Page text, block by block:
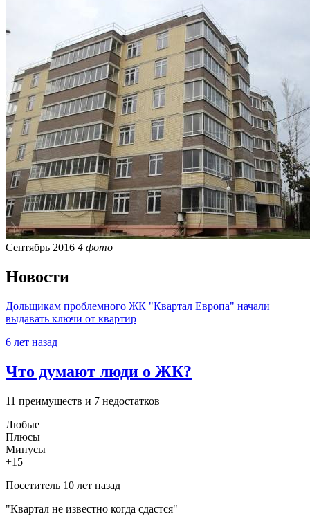
Сентябрь 2016 4 фото
Новости
Дольщикам проблемного ЖК "Квартал Европа" начали
выдавать ключи от квартир
6 лет назад
Что думают люди о ЖК?
11 преимуществ и 7 недостатков
Любые
Плюсы
Минусы
+15
Посетитель 10 лет назад
"Квартал не известно когда сдастся"